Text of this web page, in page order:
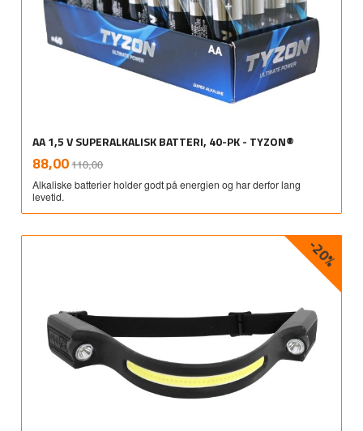
AA 1,5 V SUPERALKALISK BATTERI, 40-PK - TYZON®
Tilbud
88,00110,00mva.
Alkaliske batterier holder godt på energien og har derfor lang
levetid.
-20%